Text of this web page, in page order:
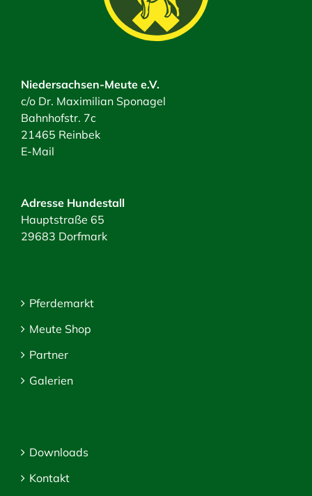
Niedersachsen-Meute e.V.
c/o Dr. Maximilian Sponagel
Bahnhofstr. 7c
21465 Reinbek
E-Mail
Adresse Hundestall
Hauptstraße 65
29683 Dorfmark
Pferdemarkt
Meute Shop
Partner
Galerien
Downloads
Kontakt